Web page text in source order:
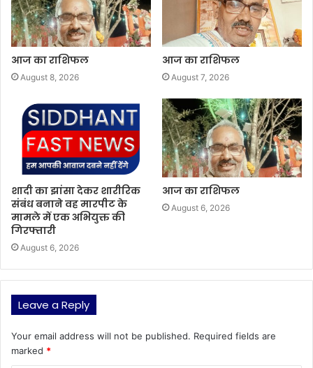
आज का राशिफल
August 8, 2026
आज का राशिफल
August 7, 2026
शादी का झांसा देकर शारीरिक
संबंध बनाने वह मारपीट के
मामले में एक अभियुक्त की
गिरफ्तारी
August 6, 2026
आज का राशिफल
August 6, 2026
Leave a Reply
Your email address will not be published. Required fields are
marked *